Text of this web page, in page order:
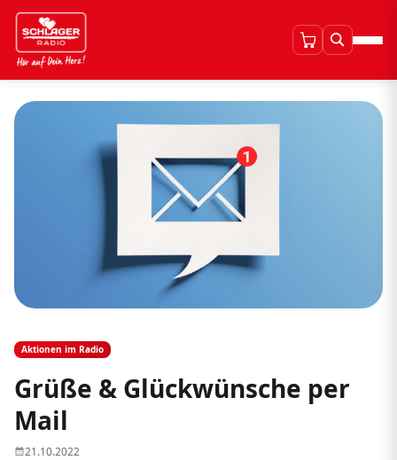
Aktionen im Radio
Grüße & Glückwünsche per
Mail
21.10.2022